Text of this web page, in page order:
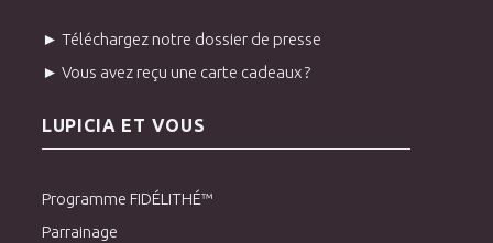
► Téléchargez notre dossier de presse
► Vous avez reçu une carte cadeaux ?
LUPICIA ET VOUS
Programme FIDÉLITHÉ™
Parrainage